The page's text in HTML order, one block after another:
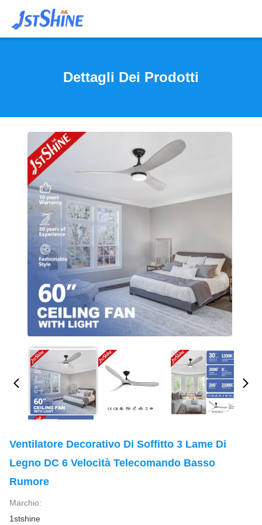
Dettagli Dei Prodotti
Ventilatore Decorativo Di Soffitto 3 Lame Di
Legno DC 6 Velocità Telecomando Basso
Rumore
Marchio:
1stshine